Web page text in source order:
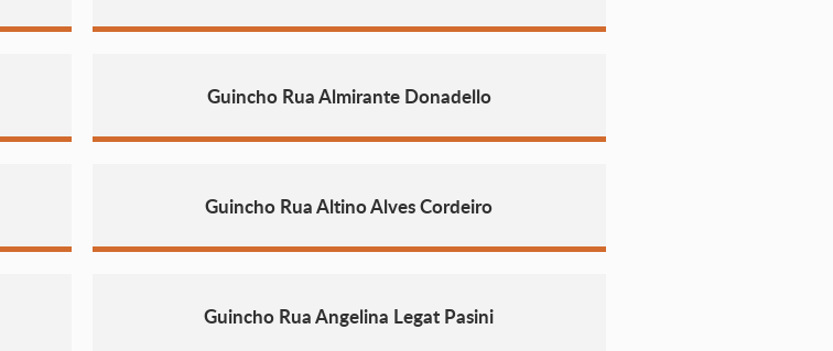
Guincho Rua Almirante Donadello
Guincho Rua Altino Alves Cordeiro
Guincho Rua Angelina Legat Pasini